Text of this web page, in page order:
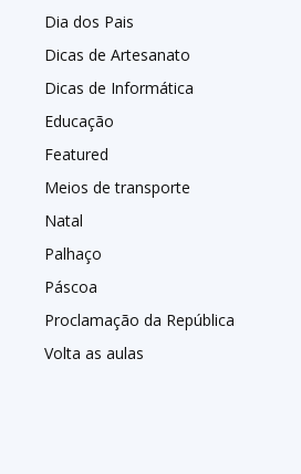
Dia dos Pais
Dicas de Artesanato
Dicas de Informática
Educação
Featured
Meios de transporte
Natal
Palhaço
Páscoa
Proclamação da República
Volta as aulas